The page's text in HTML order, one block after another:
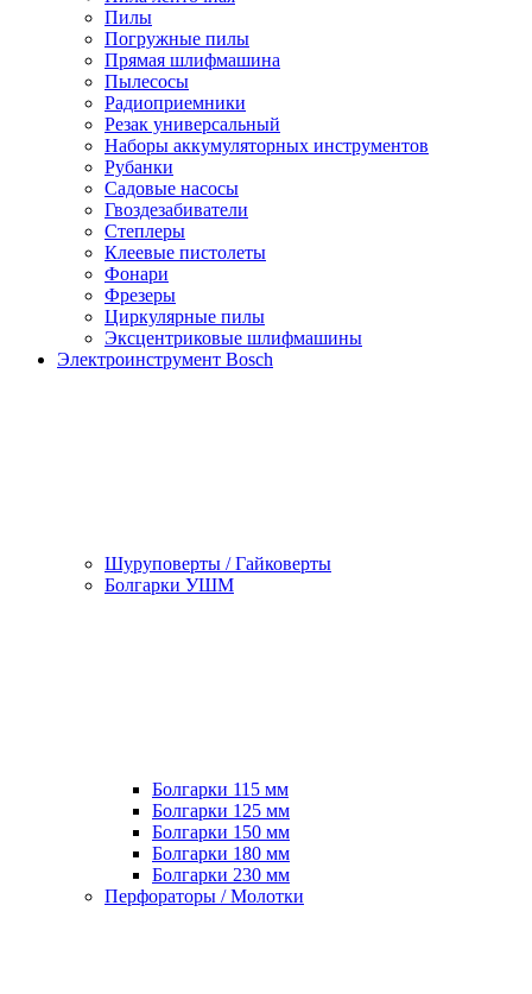
Пилы
Погружные пилы
Прямая шлифмашина
Пылесосы
Радиоприемники
Резак универсальный
Наборы аккумуляторных инструментов
Рубанки
Садовые насосы
Гвоздезабиватели
Степлеры
Клеевые пистолеты
Фонари
Фрезеры
Циркулярные пилы
Эксцентриковые шлифмашины
Электроинструмент Bosch
Шуруповерты / Гайковерты
Болгарки УШМ
Болгарки 115 мм
Болгарки 125 мм
Болгарки 150 мм
Болгарки 180 мм
Болгарки 230 мм
Перфораторы / Молотки